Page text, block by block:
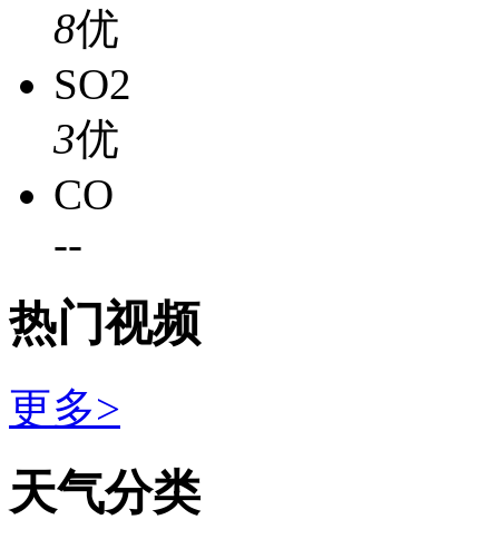
8优
SO2
3优
CO
--
热门视频
更多>
天气分类